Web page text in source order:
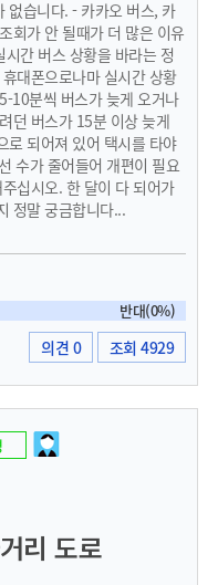
없습니다. - 카카오 버스, 카
회가 안 될때가 더 많은 이유
간 버스 상황을 바라는 정
대폰으로나마 실시간 상황
10분씩 버스가 늦게 오거나
던 버스가 15분 이상 늦게
로 되어져 있어 택시를 타야
수가 줄어들어 개편이 필요
십시오. 한 달이 다 되어가
정말 궁금합니다...
반대(0%)
의견 0 조회 4929
리 도로